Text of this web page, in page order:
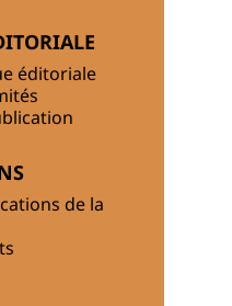
éditoriale
de la